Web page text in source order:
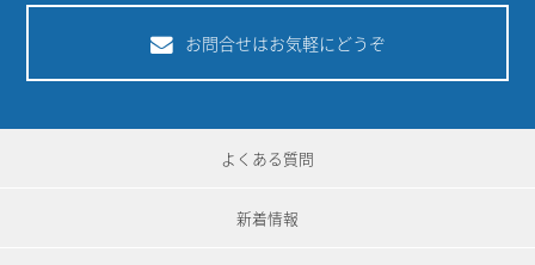
お問合せはお気軽にどうぞ
よくある質問
新着情報